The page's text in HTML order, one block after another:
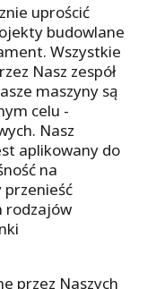
uprościć
budowlane
Wszystkie
Nasz zespół
maszyny są
celu -
Nasz
aplikowany do
na
przenieść
rodzajów
przez Naszych